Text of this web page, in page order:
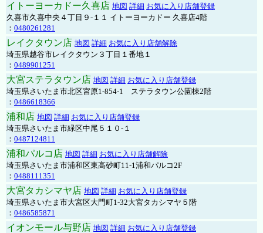
イトーヨーカドー久喜店 地図 詳細 お気に入り店舗登録
久喜市久喜中央４丁目９-１１ イトーヨーカドー 久喜店4階
： 0480261281
レイクタウン店 地図 詳細 お気に入り店舗解除
埼玉県越谷市レイクタウン３丁目１番地１
： 0489901251
大宮ステラタウン店 地図 詳細 お気に入り店舗登録
埼玉県さいたま市北区宮原1-854-1 ステラタウン公園棟2階
： 0486618366
浦和店 地図 詳細 お気に入り店舗登録
埼玉県さいたま市緑区中尾５１０-１
： 0487124811
浦和パルコ店 地図 詳細 お気に入り店舗解除
埼玉県さいたま市浦和区東高砂町11-1浦和パルコ2F
： 0488111351
大宮タカシマヤ店 地図 詳細 お気に入り店舗登録
埼玉県さいたま市大宮区大門町1-32大宮タカシマヤ５階
： 0486585871
イオンモール与野店 地図 詳細 お気に入り店舗登録